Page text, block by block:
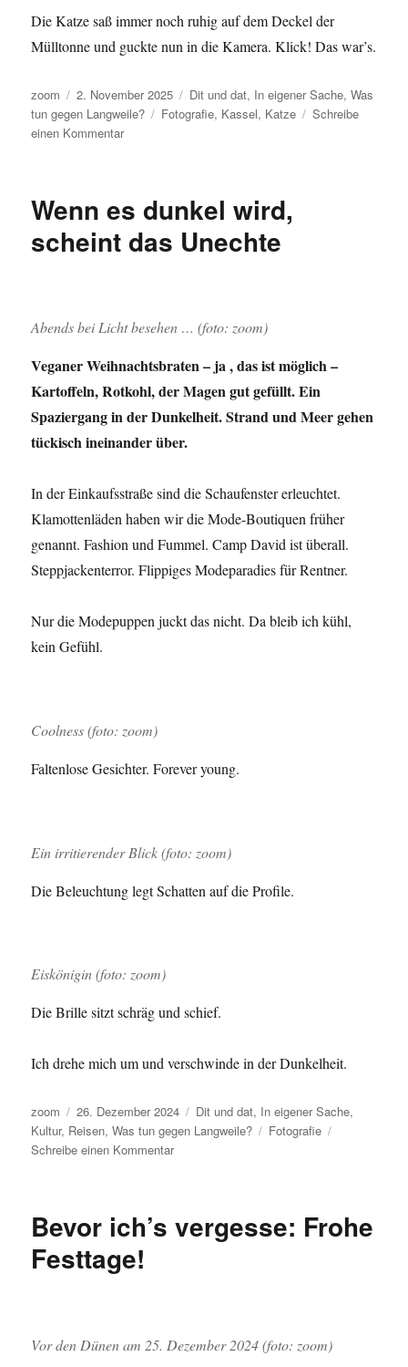
Die Katze saß immer noch ruhig auf dem Deckel der
Mülltonne und guckte nun in die Kamera. Klick! Das war’s.
Autor
zoom
Veröffentlicht
am
2. November 2025 Kategorien
Dit und dat, In eigener Sache,Was
tun gegen Langweile?
Schlagwörter
Fotografie, Kassel, Katze
Schreibe
einen Kommentarzu
Wenn es dunkel wird,
scheint das Unechte
Abends bei Licht besehen … (foto: zoom)
Veganer Weihnachtsbraten – ja , das ist möglich –
Kartoffeln, Rotkohl, der Magen gut gefüllt. Ein
Spaziergang in der Dunkelheit. Strand und Meer gehen
tückisch ineinander über.
In der Einkaufsstraße sind die Schaufenster erleuchtet.
Klamottenläden haben wir die Mode-Boutiquen früher
genannt. Fashion und Fummel. Camp David ist überall.
Steppjackenterror. Flippiges Modeparadies für Rentner.
Nur die Modepuppen juckt das nicht. Da bleib ich kühl,
kein Gefühl.
Coolness (foto: zoom)
Faltenlose Gesichter. Forever young.
Ein irritierender Blick (foto: zoom)
Die Beleuchtung legt Schatten auf die Profile.
Eiskönigin (foto: zoom)
Die Brille sitzt schräg und schief.
Ich drehe mich um und verschwinde in der Dunkelheit.
Autor
zoom
Veröffentlicht
am
26. Dezember 2024 Kategorien
Dit und dat, In eigener Sache,
Kultur, Reisen,Was tun gegen Langweile? Schlagwörter
Fotografie
Schreibe einen Kommentarzu
wird,
Bevor ich’s vergesse: Frohe
Festtage!
Vor den Dünen am 25. Dezember 2024 (foto: zoom)